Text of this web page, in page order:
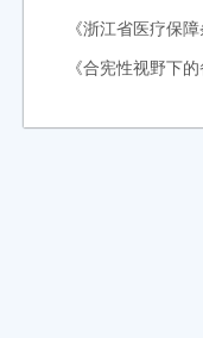
《浙江省医疗保
《合宪性视野下